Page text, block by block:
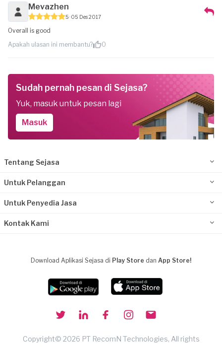
Mevazhen
5 05 Des 2017
Overall is good
Apakah ulasan ini membantu?
0
Sudah pernah pesan di Sejasa?
Yuk, masuk untuk pesan lagi
Masuk
Tentang Sejasa
Untuk Pelanggan
Untuk Penyedia Jasa
Kontak Kami
Download Aplikasi Sejasa di Play Store dan App Store!
Copyright© 2026 PT RecomN Technologies, All rights